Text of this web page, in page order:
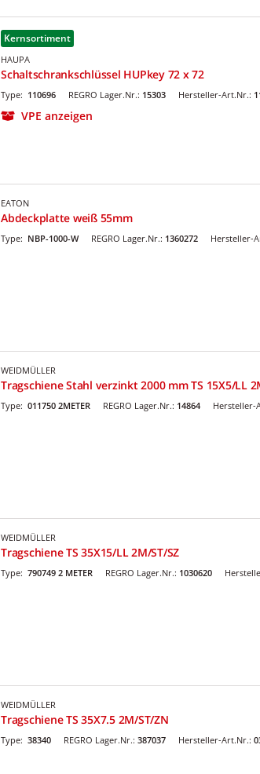
Kernsortiment
HAUPA
Schaltschrankschlüssel HUPkey 72 x 72
REGRO Lager.Nr.: 15303
Type: 110696 Hersteller-Art.Nr.:
VPE anzeigen
EATON
Abdeckplatte weiß 55mm
REGRO Lager.Nr.: 1360272
Type: NBP-1000-W Hersteller-
WEIDMÜLLER
Tragschiene Stahl verzinkt 2000 mm TS 15X5/LL
REGRO Lager.Nr.: 14864
Type: 011750 2METER Hersteller-
WEIDMÜLLER
Tragschiene TS 35X15/LL 2M/ST/SZ
REGRO Lager.Nr.: 1030620
Type: 790749 2 METER
WEIDMÜLLER
Tragschiene TS 35X7.5 2M/ST/ZN
REGRO Lager.Nr.: 387037
Type: 38340 Hersteller-Art.Nr.: